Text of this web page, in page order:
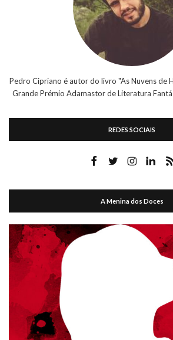
Pedro Cipriano é autor do livro "As Nuvens de
Grande Prémio Adamastor de Literatura
REDES SOCIAIS
A Menina dos Doces